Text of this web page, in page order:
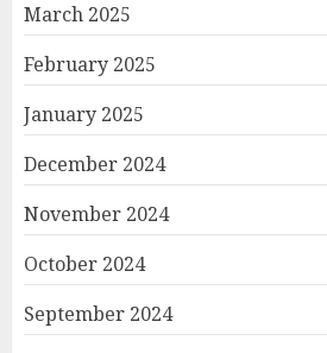
March 2025
February 2025
January 2025
December 2024
November 2024
October 2024
September 2024